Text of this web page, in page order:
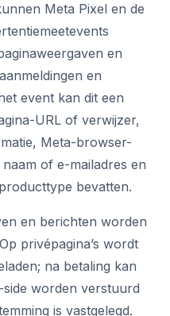
Meta Pixel en de
en
en
event kan dit een
URL of verwijzer,
Meta-browser-
naam of e-mailadres en
bevatten.
en berichten worden
privépagina’s wordt
na betaling kan
worden verstuurd
is vastgelegd.